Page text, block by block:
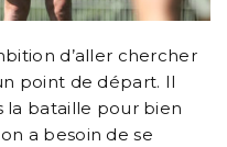
d’aller chercher
point de départ. Il
la bataille pour bien
a besoin de se